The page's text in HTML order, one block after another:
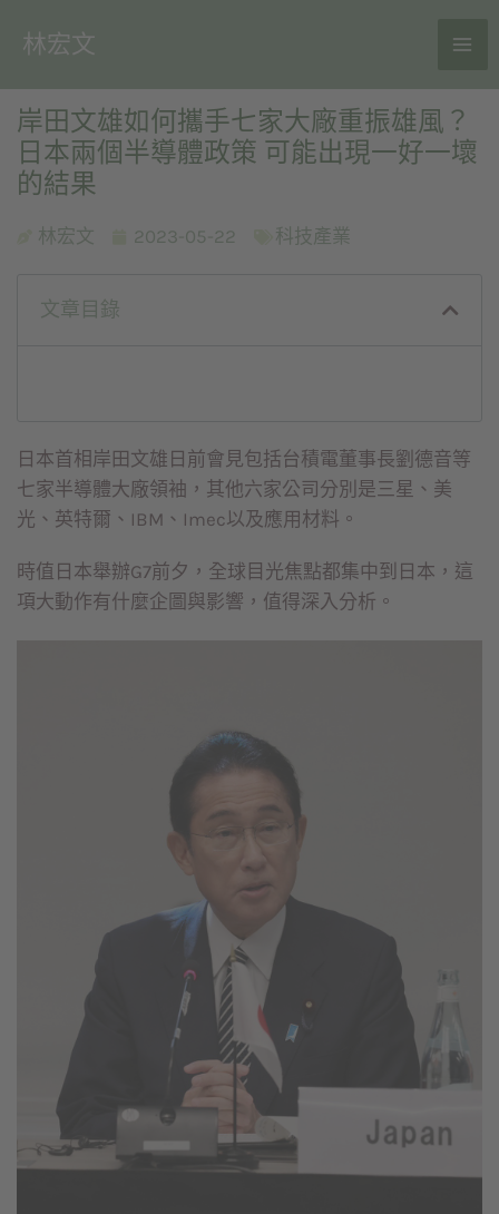
林宏文
岸田文雄如何攜手七家大廠重振雄風？
日本兩個半導體政策 可能出現一好一壞
的結果
林宏文 2023-05-22 科技產業
文章目錄
日本首相岸田文雄日前會見包括台積電董事長劉德音等
七家半導體大廠領袖，其他六家公司分別是三星、美
光、英特爾、IBM、Imec以及應用材料。
時值日本舉辦G7前夕，全球目光焦點都集中到日本，這
項大動作有什麼企圖與影響，值得深入分析。